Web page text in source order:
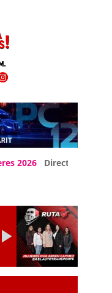
2026 Directorio Expo